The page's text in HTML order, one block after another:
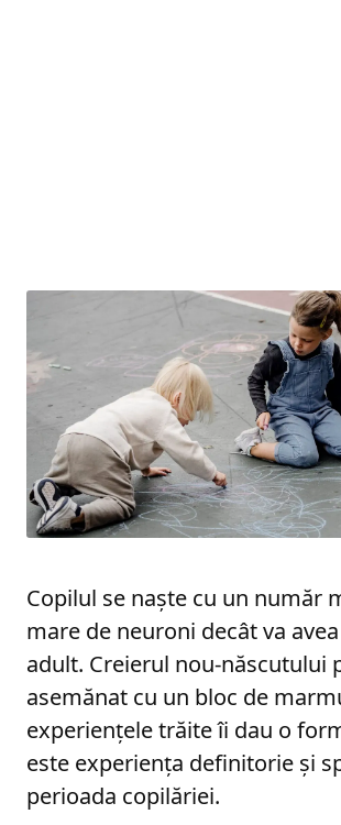
Copilul se naște cu un număr
mare de neuroni decât va
adult. Creierul nou-născutului
asemănat cu un bloc de
experiențele trăite îi dau o
este experiența definitorie și
perioada copilăriei.